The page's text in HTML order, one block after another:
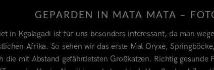
GEPARDEN IN MATA MATA –
in Kgalagadi ist für uns besonders interessant, da man
Afrika. So sehen wir das erste Mal Oryxe,
die mit Abstand gefährdetsten Großkatzen. Richtig